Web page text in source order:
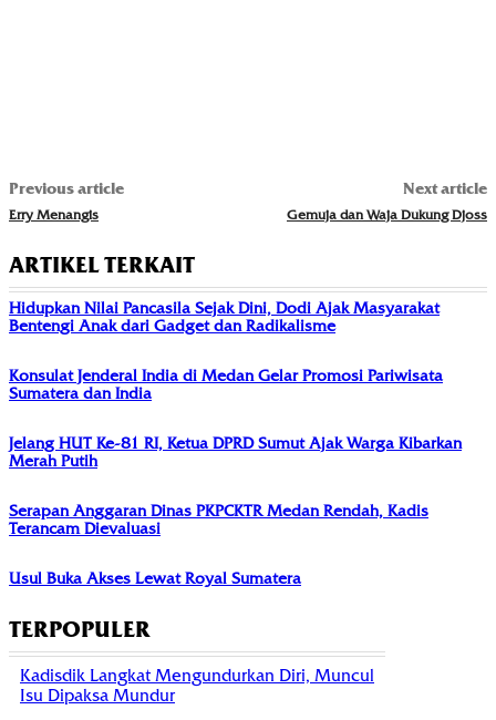
Previous article
Erry Menangis
Next article
Gemuja dan Waja Dukung Djoss
ARTIKEL TERKAIT
Hidupkan Nilai Pancasila Sejak Dini, Dodi Ajak Masyarakat
Bentengi Anak dari Gadget dan Radikalisme
Konsulat Jenderal India di Medan Gelar Promosi Pariwisata
Sumatera dan India
Jelang HUT Ke-81 RI, Ketua DPRD Sumut Ajak Warga Kibarkan
Merah Putih
Serapan Anggaran Dinas PKPCKTR Medan Rendah, Kadis
Terancam Dievaluasi
Usul Buka Akses Lewat Royal Sumatera
TERPOPULER
Kadisdik Langkat Mengundurkan Diri, Muncul
Isu Dipaksa Mundur